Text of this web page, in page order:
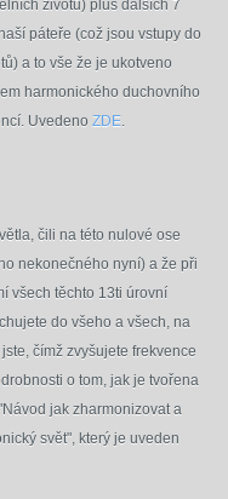
životů) plus dalších 7
páteře (což jsou vstupy do
a to vše že je ukotveno
harmonického duchovního
Uvedeno ZDE.
čili na této nulové ose
nekonečného nyní) a že při
všech těchto 13ti úrovní
do všeho a všech, na
čímž zvyšujete frekvence
o tom, jak je tvořena
jak zharmonizovat a
svět", který je uveden